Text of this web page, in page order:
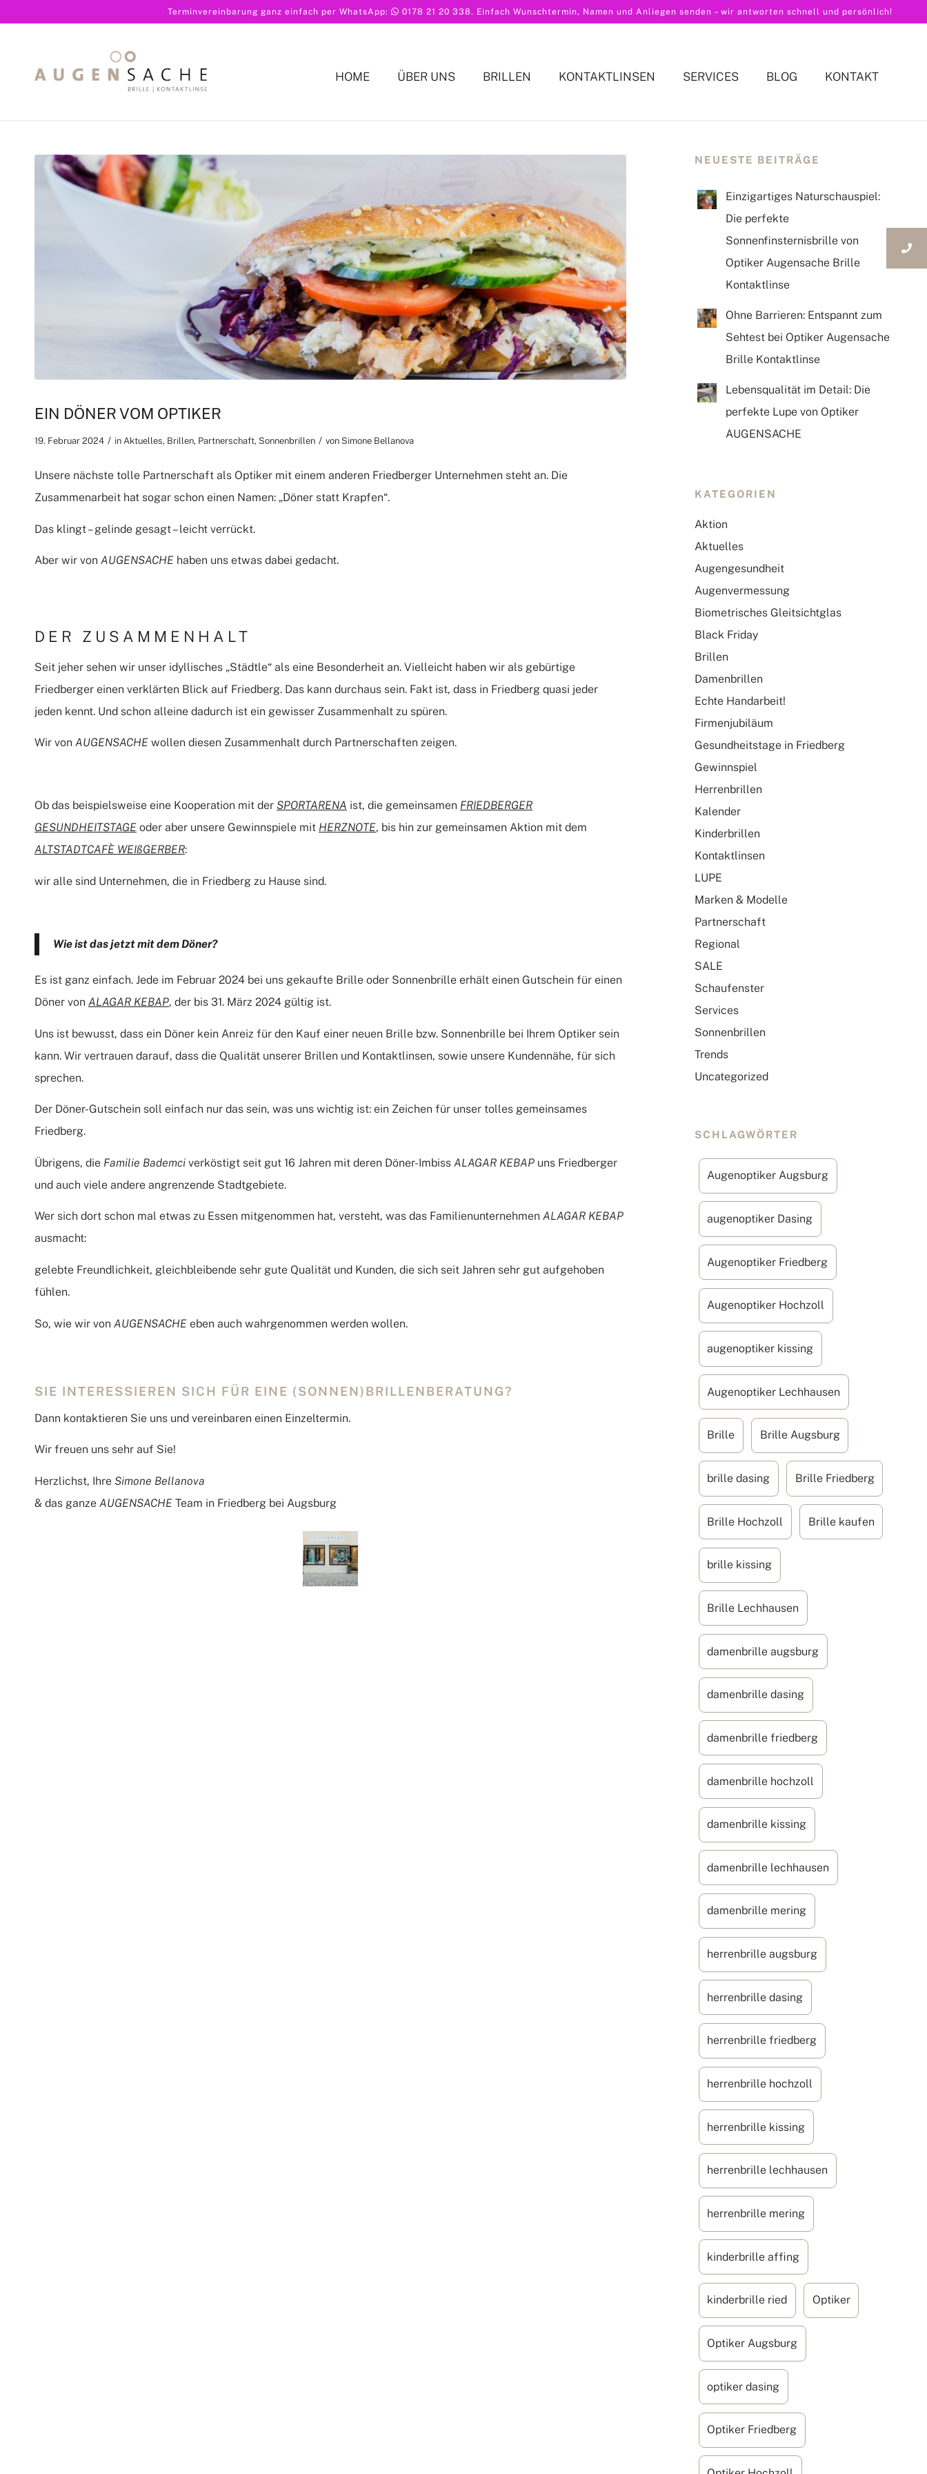
Terminvereinbarung ganz einfach per WhatsApp: 0178 21 20 338. Einfach Wunschtermin, Namen und Anliegen senden – wir antworten schnell und persönlich!
HOME ÜBER UNS BRILLEN KONTAKTLINSEN SERVICES BLOG KONTAKT
EIN DÖNER VOM OPTIKER
19. Februar 2024 / in Aktuelles, Brillen, Partnerschaft, Sonnenbrillen / von Simone Bellanova
Unsere nächste tolle Partnerschaft als Optiker mit einem anderen Friedberger Unternehmen steht an. Die
Zusammenarbeit hat sogar schon einen Namen: „Döner statt Krapfen“.
Das klingt – gelinde gesagt – leicht verrückt.
Aber wir von AUGENSACHE haben uns etwas dabei gedacht.
DER ZUSAMMENHALT
Seit jeher sehen wir unser idyllisches „Städtle“ als eine Besonderheit an. Vielleicht haben wir als gebürtige
Friedberger einen verklärten Blick auf Friedberg. Das kann durchaus sein. Fakt ist, dass in Friedberg quasi jeder
jeden kennt. Und schon alleine dadurch ist ein gewisser Zusammenhalt zu spüren.
Wir von AUGENSACHE wollen diesen Zusammenhalt durch Partnerschaften zeigen.
Ob das beispielsweise eine Kooperation mit der SPORTARENA ist, die gemeinsamen FRIEDBERGER
GESUNDHEITSTAGE oder aber unsere Gewinnspiele mit HERZNOTE, bis hin zur gemeinsamen Aktion mit dem
ALTSTADTCAFÈ WEIßGERBER:
wir alle sind Unternehmen, die in Friedberg zu Hause sind.
Wie ist das jetzt mit dem Döner?
Es ist ganz einfach. Jede im Februar 2024 bei uns gekaufte Brille oder Sonnenbrille erhält einen Gutschein für einen
Döner von ALAGAR KEBAP, der bis 31. März 2024 gültig ist.
Uns ist bewusst, dass ein Döner kein Anreiz für den Kauf einer neuen Brille bzw. Sonnenbrille bei Ihrem Optiker sein
kann. Wir vertrauen darauf, dass die Qualität unserer Brillen und Kontaktlinsen, sowie unsere Kundennähe, für sich
sprechen.
Der Döner-Gutschein soll einfach nur das sein, was uns wichtig ist: ein Zeichen für unser tolles gemeinsames
Friedberg.
Übrigens, die Familie Bademci verköstigt seit gut 16 Jahren mit deren Döner-Imbiss ALAGAR KEBAP uns Friedberger
und auch viele andere angrenzende Stadtgebiete.
Wer sich dort schon mal etwas zu Essen mitgenommen hat, versteht, was das Familienunternehmen ALAGAR KEBAP
ausmacht:
gelebte Freundlichkeit, gleichbleibende sehr gute Qualität und Kunden, die sich seit Jahren sehr gut aufgehoben
fühlen.
So, wie wir von AUGENSACHE eben auch wahrgenommen werden wollen.
SIE INTERESSIEREN SICH FÜR EINE (SONNEN)BRILLENBERATUNG?
Dann kontaktieren Sie uns und vereinbaren einen Einzeltermin.
Wir freuen uns sehr auf Sie!
Herzlichst, Ihre Simone Bellanova
& das ganze AUGENSACHE Team in Friedberg bei Augsburg
NEUESTE BEITRÄGE
Einzigartiges Naturschauspiel:
Die perfekte
Sonnenfinsternisbrille von
Optiker Augensache Brille
Kontaktlinse
Ohne Barrieren: Entspannt zum
Sehtest bei Optiker Augensache
Brille Kontaktlinse
Lebensqualität im Detail: Die
perfekte Lupe von Optiker
AUGENSACHE
KATEGORIEN
Aktion
Aktuelles
Augengesundheit
Augenvermessung
Biometrisches Gleitsichtglas
Black Friday
Brillen
Damenbrillen
Echte Handarbeit!
Firmenjubiläum
Gesundheitstage in Friedberg
Gewinnspiel
Herrenbrillen
Kalender
Kinderbrillen
Kontaktlinsen
LUPE
Marken & Modelle
Partnerschaft
Regional
SALE
Schaufenster
Services
Sonnenbrillen
Trends
Uncategorized
SCHLAGWÖRTER
Augenoptiker Augsburg
augenoptiker Dasing
Augenoptiker Friedberg
Augenoptiker Hochzoll
augenoptiker kissing
Augenoptiker Lechhausen
Brille Brille Augsburg
brille dasing Brille Friedberg
Brille Hochzoll Brille kaufen
brille kissing
Brille Lechhausen
damenbrille augsburg
damenbrille dasing
damenbrille friedberg
damenbrille hochzoll
damenbrille kissing
damenbrille lechhausen
damenbrille mering
herrenbrille augsburg
herrenbrille dasing
herrenbrille friedberg
herrenbrille hochzoll
herrenbrille kissing
herrenbrille lechhausen
herrenbrille mering
kinderbrille affing
kinderbrille ried Optiker
Optiker Augsburg
optiker dasing
Optiker Friedberg